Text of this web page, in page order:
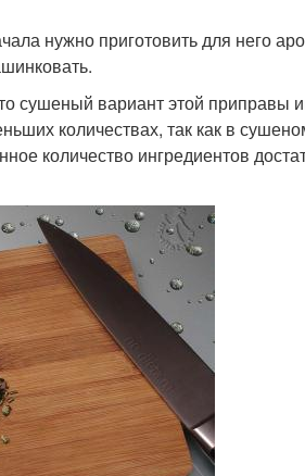
нужно приготовить для него
сушеный вариант этой приправы
количествах, так как в
количество ингредиентов